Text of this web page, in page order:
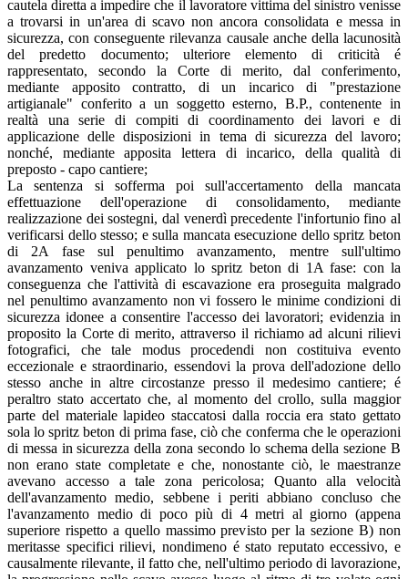
cautela diretta a impedire che il lavoratore vittima del sinistro venisse
a trovarsi in un'area di scavo non ancora consolidata e messa in
sicurezza, con conseguente rilevanza causale anche della lacunosità
del predetto documento; ulteriore elemento di criticità é
rappresentato, secondo la Corte di merito, dal conferimento,
mediante apposito contratto, di un incarico di "prestazione
artigianale" conferito a un soggetto esterno, B.P., contenente in
realtà una serie di compiti di coordinamento dei lavori e di
applicazione delle disposizioni in tema di sicurezza del lavoro;
nonché, mediante apposita lettera di incarico, della qualità di
preposto - capo cantiere;
La sentenza si sofferma poi sull'accertamento della mancata
effettuazione dell'operazione di consolidamento, mediante
realizzazione dei sostegni, dal venerdì precedente l'infortunio fino al
verificarsi dello stesso; e sulla mancata esecuzione dello spritz beton
di 2A fase sul penultimo avanzamento, mentre sull'ultimo
avanzamento veniva applicato lo spritz beton di 1A fase: con la
conseguenza che l'attività di escavazione era proseguita malgrado
nel penultimo avanzamento non vi fossero le minime condizioni di
sicurezza idonee a consentire l'accesso dei lavoratori; evidenzia in
proposito la Corte di merito, attraverso il richiamo ad alcuni rilievi
fotografici, che tale modus procedendi non costituiva evento
eccezionale e straordinario, essendovi la prova dell'adozione dello
stesso anche in altre circostanze presso il medesimo cantiere; é
peraltro stato accertato che, al momento del crollo, sulla maggior
parte del materiale lapideo staccatosi dalla roccia era stato gettato
sola lo spritz beton di prima fase, ciò che conferma che le operazioni
di messa in sicurezza della zona secondo lo schema della sezione B
non erano state completate e che, nonostante ciò, le maestranze
avevano accesso a tale zona pericolosa; Quanto alla velocità
dell'avanzamento medio, sebbene i periti abbiano concluso che
l'avanzamento medio di poco più di 4 metri al giorno (appena
superiore rispetto a quello massimo previsto per la sezione B) non
meritasse specifici rilievi, nondimeno é stato reputato eccessivo, e
causalmente rilevante, il fatto che, nell'ultimo periodo di lavorazione,